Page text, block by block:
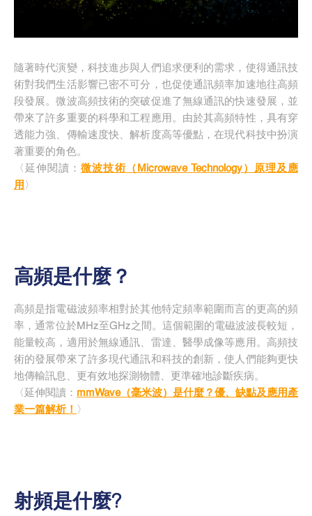
隨著時代演變，科技進步與人們追求便利的需求，使得通訊技
術對我們生活影響已密不可分，也促使通訊頻率加速地往高頻
段發展。微波高頻技術的突破促進了無線通訊的快速發展，並
帶來了許多重要的科學和工程應用。由於其高頻特性，具有穿
透能力強、傳輸速度快、解析度高等優點，在現代科技中扮演
著重要的角色。
〈延伸閱讀：微波技術（Microwave Technology）原理及應
用 〉
高頻是什麼？
高頻是指電磁波頻率相對於其他特定頻率範圍而言的更高的頻
率，通常位於MHz至GHz之間。這個範圍的電磁波波長較短，
能量較高，適用於無線通訊、雷達、醫學成像等應用。高頻技
術的發展帶來了許多現代通訊和科技的創新，使人們能夠更快
地傳輸訊息、更有效地探測物體、更準確地診斷疾病。
〈延伸閱讀： mmWave（毫米波）是什麼？優、缺點及應用產
業一篇解析！ 〉
射頻是什麼?